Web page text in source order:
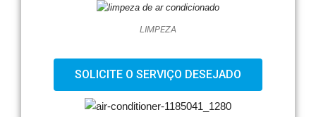
LIMPEZA
SOLICITE O SERVIÇO DESEJADO